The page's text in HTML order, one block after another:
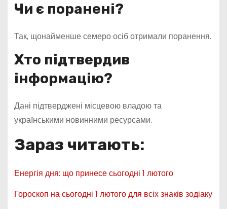
Чи є поранені?
Так, щонайменше семеро осіб отримали поранення.
Хто підтвердив
інформацію?
Дані підтверджені місцевою владою та
українськими новинними ресурсами.
Зараз читають:
Енергія дня: що принесе сьогодні 1 лютого
Гороскоп на сьогодні 1 лютого для всіх знаків зодіаку